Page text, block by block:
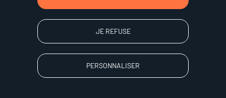
Accessibilité
Confidentialité
JE REFUSE
PERSONNALISER